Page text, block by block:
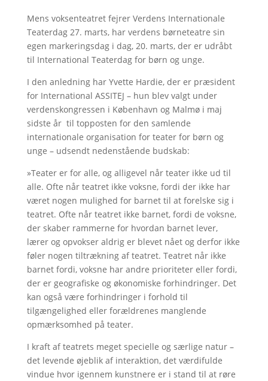
Mens voksenteatret fejrer Verdens Internationale
Teaterdag 27. marts, har verdens børneteatre sin
egen markeringsdag i dag, 20. marts, der er udråbt
til International Teaterdag for børn og unge.
I den anledning har Yvette Hardie, der er præsident
for International ASSITEJ – hun blev valgt under
verdenskongressen i København og Malmø i maj
sidste år til topposten for den samlende
internationale organisation for teater for børn og
unge – udsendt nedenstående budskab:
»Teater er for alle, og alligevel når teater ikke ud til
alle. Ofte når teatret ikke voksne, fordi der ikke har
været nogen mulighed for barnet til at forelske sig i
teatret. Ofte når teatret ikke barnet, fordi de voksne,
der skaber rammerne for hvordan barnet lever,
lærer og opvokser aldrig er blevet nået og derfor ikke
føler nogen tiltrækning af teatret. Teatret når ikke
barnet fordi, voksne har andre prioriteter eller fordi,
der er geografiske og økonomiske forhindringer. Det
kan også være forhindringer i forhold til
tilgængelighed eller forældrenes manglende
opmærksomhed på teater.
I kraft af teatrets meget specielle og særlige natur –
det levende øjeblik af interaktion, det værdifulde
vindue hvor igennem kunstnere er i stand til at røre